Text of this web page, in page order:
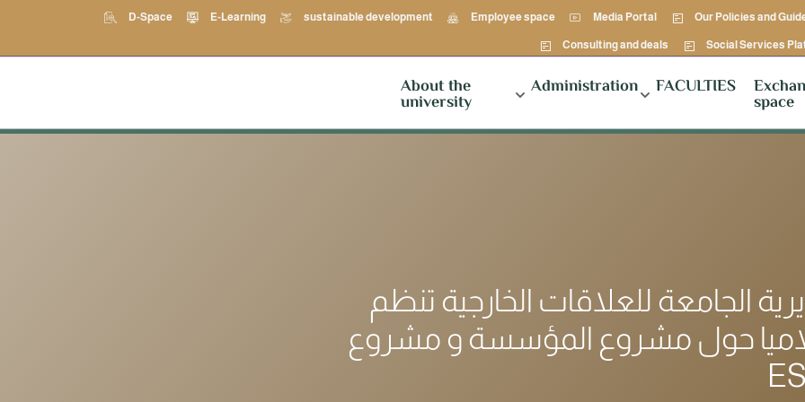
D-Space E-Learning sustainable development Employee space Media Portal Our Policies and
Consulting and deals Social Services
About the
university
Administration FACULTIES
space
حول مشروع المؤسسة و مشروع